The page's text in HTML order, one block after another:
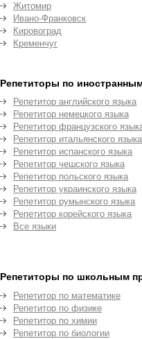
Житомир
Ивано-Франковск
Кировоград
Кременчуг
Репетиторы по
Репетитор английского языка
Репетитор немецкого языка
Репетитор французского
Репетитор итальянского языка
Репетитор испанского языка
Репетитор чешского языка
Репетитор польского языка
Репетитор украинского языка
Репетитор румынского языка
Репетитор корейского языка
Все языки
Репетиторы по школьным
Репетитор по математике
Репетитор по физике
Репетитор по химии
Репетитор по биологии